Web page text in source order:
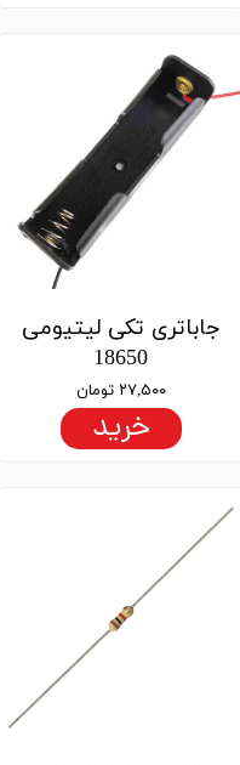
جاباتری تکی لیتیومی
18650
۲۷,۵۰۰ تومان
خرید